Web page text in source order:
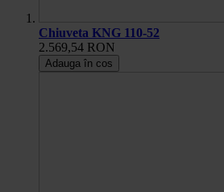
Chiuveta KNG 110-52
2.569,54 RON
Adauga în cos